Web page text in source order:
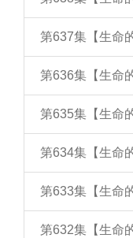
第637集【生命
第636集【生命
第635集【生命
第634集【生命
第633集【生命
第632集【生命